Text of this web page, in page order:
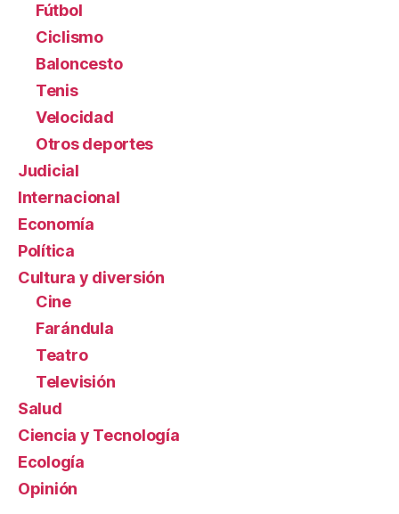
Fútbol
Ciclismo
Baloncesto
Tenis
Velocidad
Otros deportes
Judicial
Internacional
Economía
Política
Cultura y diversión
Cine
Farándula
Teatro
Televisión
Salud
Ciencia y Tecnología
Ecología
Opinión